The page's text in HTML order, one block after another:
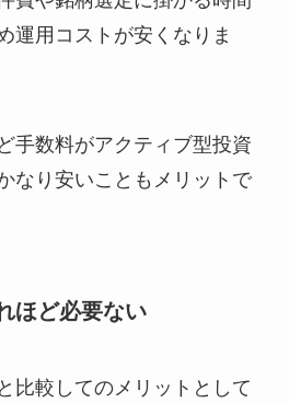
運用コストが安くなりま
手数料がアクティブ型投資
なり安いこともメリットで
ほど必要ない
比較してのメリットとして